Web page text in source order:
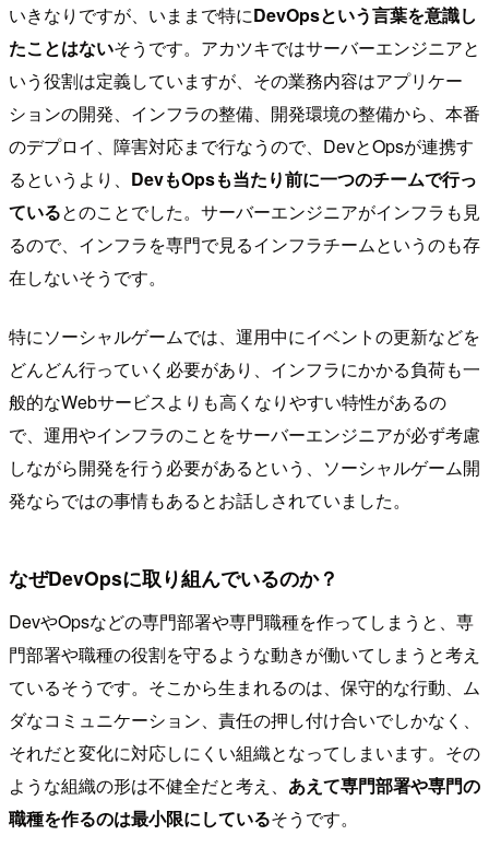
いきなりですが、いままで特にDevOpsという言葉を意識し
たことはないそうです。アカツキではサーバーエンジニアと
いう役割は定義していますが、その業務内容はアプリケー
ションの開発、インフラの整備、開発環境の整備から、本番
のデプロイ、障害対応まで行なうので、DevとOpsが連携す
るというより、 DevもOpsも当たり前に一つのチームで行っ
ているとのことでした。サーバーエンジニアがインフラも見
るので、インフラを専門で見るインフラチームというのも存
在しないそうです。
特にソーシャルゲームでは、運用中にイベントの更新などを
どんどん行っていく必要があり、インフラにかかる負荷も一
般的なWebサービスよりも高くなりやすい特性があるの
で、運用やインフラのことをサーバーエンジニアが必ず考慮
しながら開発を行う必要があるという、ソーシャルゲーム開
発ならではの事情もあるとお話しされていました。
なぜDevOpsに取り組んでいるのか？
DevやOpsなどの専門部署や専門職種を作ってしまうと、専
門部署や職種の役割を守るような動きが働いてしまうと考え
ているそうです。そこから生まれるのは、保守的な行動、ム
ダなコミュニケーション、責任の押し付け合いでしかなく、
それだと変化に対応しにくい組織となってしまいます。その
ような組織の形は不健全だと考え、 あえて専門部署や専門の
職種を作るのは最小限にしているそうです。